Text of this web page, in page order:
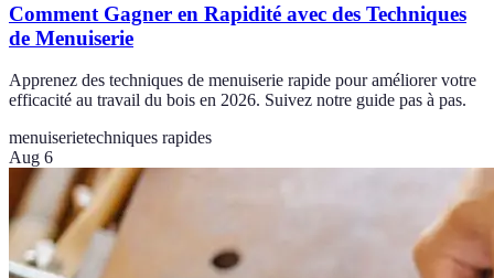
Comment Gagner en Rapidité avec des Techniques
de Menuiserie
Apprenez des techniques de menuiserie rapide pour améliorer votre
efficacité au travail du bois en 2026. Suivez notre guide pas à pas.
menuiserietechniques rapides
Aug 6